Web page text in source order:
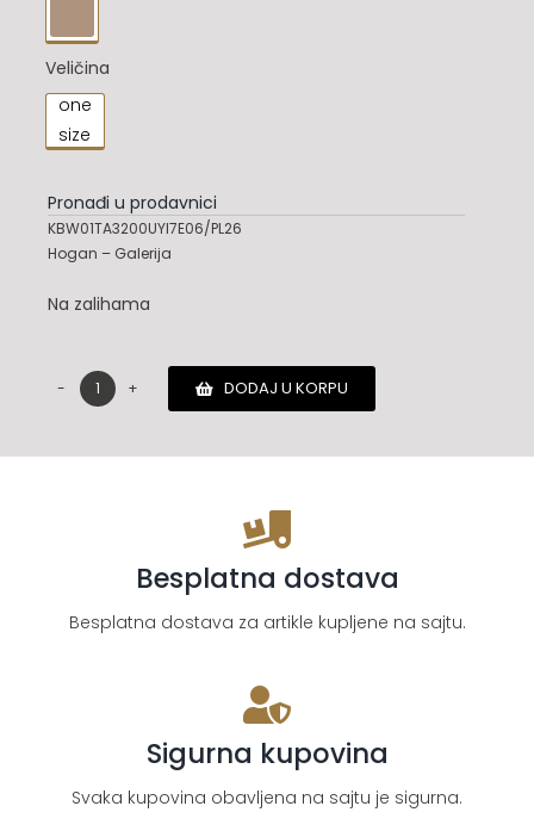
Veličina
one
size
Pronađi u prodavnici
KBW01TA3200UYI7E06/PL26
Hogan – Galerija
Na zalihama
Hogan
DODAJ U KORPU
Besplatna dostava
Besplatna dostava za artikle kupljene na sajtu.
Sigurna kupovina
Svaka kupovina obavljena na sajtu je sigurna.